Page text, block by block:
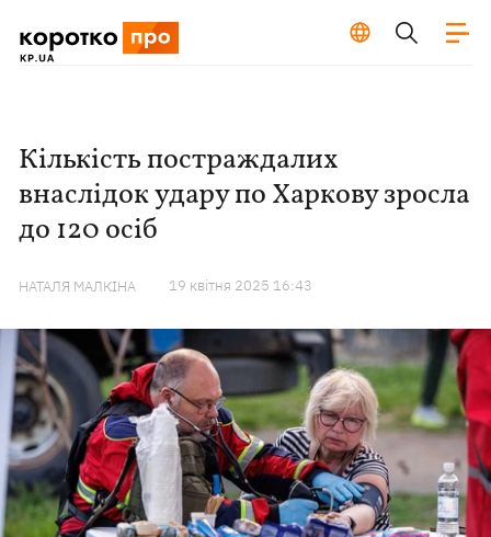
Кількість постраждалих
внаслідок удару по Харкову зросла
до 120 осіб
НАТАЛЯ МАЛКІНА 19 квiтня 2025 16:43